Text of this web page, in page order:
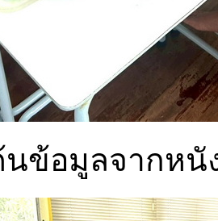
นข้อมูลจากหนั